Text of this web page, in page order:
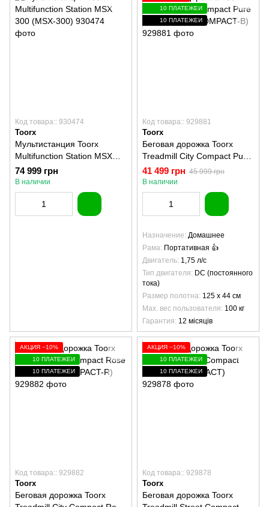
Код товара:: 930474
Toorx
Мультистанция Toorx
Multifunction Station MSX
300 (MSX-300)
74 999 грн
В наличии
10 ПЛАТЕЖЕЙ
10 ПЛАТЕЖЕЙ
Код товара:: 929881
Toorx
Беговая дорожка Toorx
Treadmill City Compact Pure
Bronze (CITY-COMPACT-B)
41 499 грн 45 999 грн
В наличии
Назначение Домашнее
Рама Портативная 👍
Двигатель 1,75 л/с
Тип двигателя
DC (постоянного
тока)
Размер полотна 125 х 44 см
Max. вес пользователя 100 кг
Гарантия 12 місяців
АКЦИЯ −10%
10 ПЛАТЕЖЕЙ
10 ПЛАТЕЖЕЙ
Код товара:: 929882
Toorx
Беговая дорожка Toorx
АКЦИЯ −10%
10 ПЛАТЕЖЕЙ
10 ПЛАТЕЖЕЙ
Код товара:: 929878
Toorx
Беговая дорожка Toorx